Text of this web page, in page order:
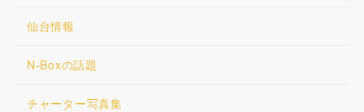
仙台情報
N-Boxの話題
チャーター写真集